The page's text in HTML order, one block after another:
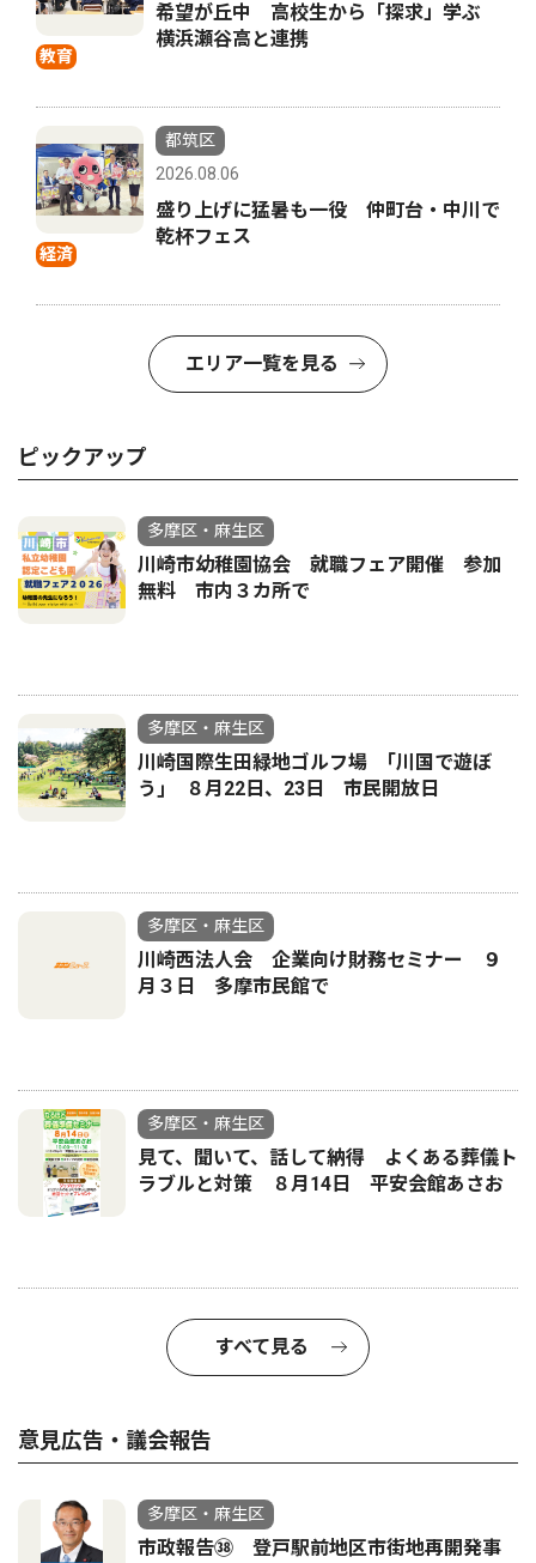
教育
希望が丘中 高校生から「探求」学ぶ
横浜瀬谷高と連携
経済
都筑区
2026.08.06
盛り上げに猛暑も一役 仲町台・中川で
乾杯フェス
エリア一覧を見る
ピックアップ
多摩区・麻生区
川崎市幼稚園協会 就職フェア開催 参加
無料 市内３カ所で
多摩区・麻生区
川崎国際生田緑地ゴルフ場 ｢川国で遊ぼ
う｣ ８月22日、23日 市民開放日
多摩区・麻生区
川崎西法人会 企業向け財務セミナー ９
月３日 多摩市民館で
多摩区・麻生区
見て、聞いて、話して納得 よくある葬儀ト
ラブルと対策 ８月14日 平安会館あさお
すべて見る
意見広告・議会報告
多摩区・麻生区
市政報告㊳ 登戸駅前地区市街地再開発事